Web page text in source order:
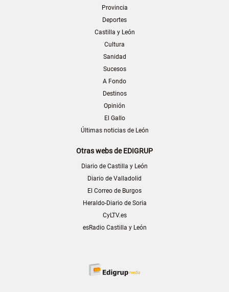
Provincia
Deportes
Castilla y León
Cultura
Sanidad
Sucesos
A Fondo
Destinos
Opinión
El Gallo
Últimas noticias de León
Otras webs de EDIGRUP
Diario de Castilla y León
Diario de Valladolid
El Correo de Burgos
Heraldo-Diario de Soria
CyLTV.es
esRadio Castilla y León